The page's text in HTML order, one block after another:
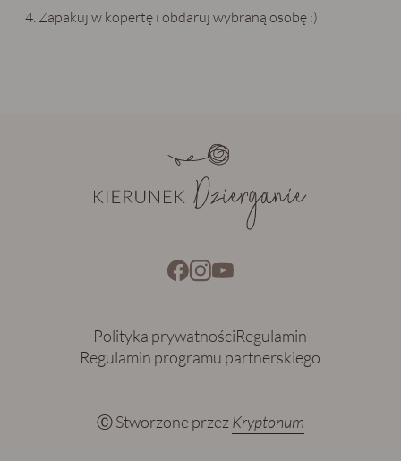
Zapakuj w kopertę i obdaruj wybraną osobę :)
Ⓒ Stworzone przezKryptonum
Polityka prywatnościRegulamin
Regulamin programu partnerskiego